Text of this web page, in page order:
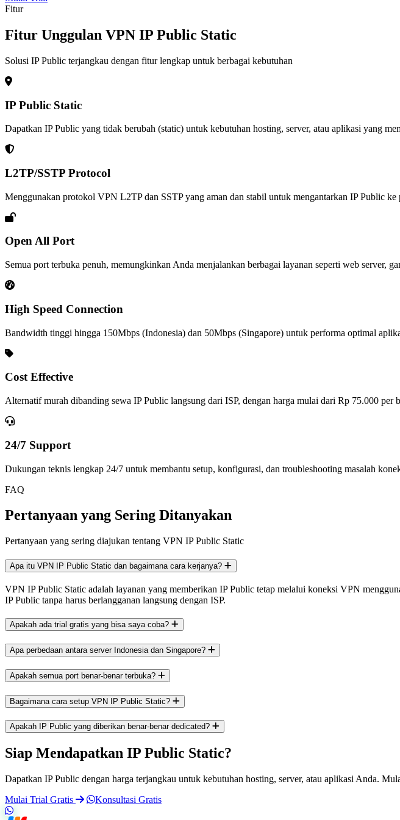
Fitur
Fitur Unggulan VPN IP Public Static
Solusi IP Public terjangkau dengan fitur lengkap untuk berbagai kebutuhan
IP Public Static
Dapatkan IP Public yang tidak berubah (static) untuk kebutuhan hosting, server, atau aplikasi yang
L2TP/SSTP Protocol
Menggunakan protokol VPN L2TP dan SSTP yang aman dan stabil untuk mengantarkan IP Public ke
Open All Port
Semua port terbuka penuh, memungkinkan Anda menjalankan berbagai layanan seperti web server,
High Speed Connection
Bandwidth tinggi hingga 150Mbps (Indonesia) dan 50Mbps (Singapore) untuk performa optimal
Cost Effective
Alternatif murah dibanding sewa IP Public langsung dari ISP, dengan harga mulai dari Rp 75.000 per
24/7 Support
Dukungan teknis lengkap 24/7 untuk membantu setup, konfigurasi, dan troubleshooting masalah
FAQ
Pertanyaan yang Sering Ditanyakan
Pertanyaan yang sering diajukan tentang VPN IP Public Static
Apa itu VPN IP Public Static dan bagaimana cara kerjanya?
VPN IP Public Static adalah layanan yang memberikan IP Public tetap melalui koneksi VPN
IP Public tanpa harus berlangganan langsung dengan ISP.
Apakah ada trial gratis yang bisa saya coba?
Apa perbedaan antara server Indonesia dan Singapore?
Apakah semua port benar-benar terbuka?
Bagaimana cara setup VPN IP Public Static?
Apakah IP Public yang diberikan benar-benar dedicated?
Siap Mendapatkan IP Public Static?
Dapatkan IP Public dengan harga terjangkau untuk kebutuhan hosting, server, atau aplikasi Anda.
Mulai Trial Gratis
Konsultasi Gratis
Hubungi kami lewat WhatsApp